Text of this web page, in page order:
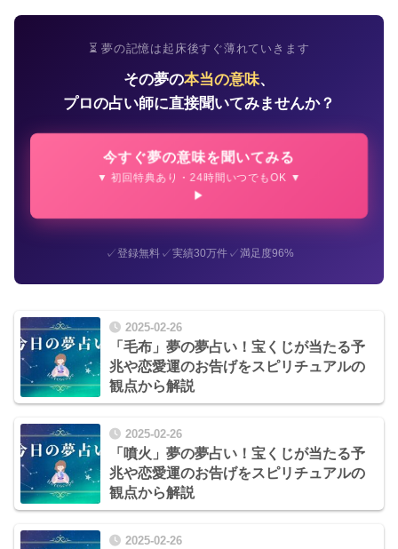
⏳ 夢の記憶は起床後すぐ薄れていきます
その夢の本当の意味、
プロの占い師に直接聞いてみませんか？
今すぐ夢の意味を聞いてみる
▼ 初回特典あり・24時間いつでもOK ▼
✓登録無料✓実績30万件✓満足度96%
2025-02-26
「毛布」夢の夢占い！宝くじが当たる予
兆や恋愛運のお告げをスピリチュアルの
観点から解説
2025-02-26
「噴火」夢の夢占い！宝くじが当たる予
兆や恋愛運のお告げをスピリチュアルの
観点から解説
2025-02-26